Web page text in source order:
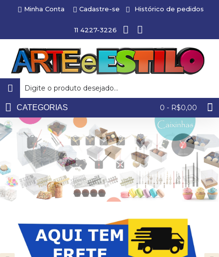
Minha Conta Cadastre-se Histórico de pedidos
11 4227-3226
0 - R$0,00
CATEGORIAS